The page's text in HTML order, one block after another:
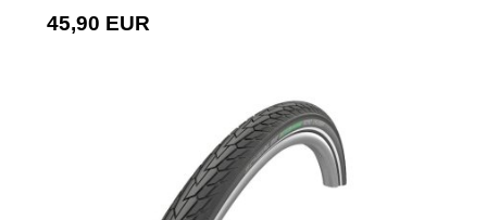
45,90 EUR